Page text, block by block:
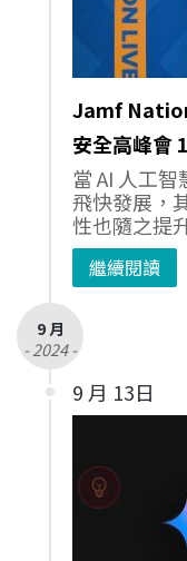
Jamf
安全高峰會
當 AI 人工
飛快發展，
性也隨之提
繼續閱讀
9 月
- 2024 -
9 月 13日